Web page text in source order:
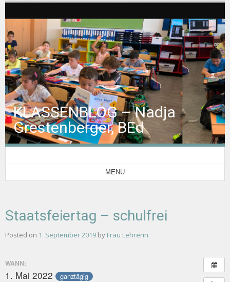
KLASSENBLOG – Nadja
Grestenberger, BEd
MENU
Staatsfeiertag – schulfrei
Posted on 1. September 2019 by Frau Lehrerin
WANN:
1. Mai 2022 ganztägig